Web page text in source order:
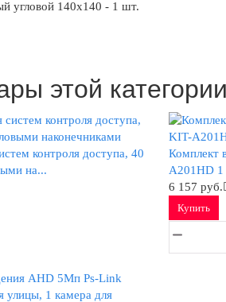
угловой 140x140 - 1 шт.
этой категории
контроля доступа, 40
на...
Комплект
A201HD 1
6 157 руб.
Купить